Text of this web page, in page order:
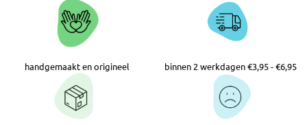
handgemaakt en origineel binnen 2 werkdagen €3,95 - €6,95